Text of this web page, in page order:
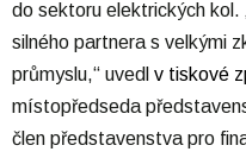
do sektoru elektrických kol.
silného partnera s velkými
průmyslu,“ uvedl v tiskové
místopředseda
člen představenstva pro